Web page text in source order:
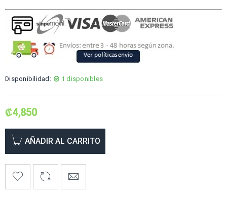
Disponibilidad: 1 disponibles
₡4,850
AÑADIR AL CARRITO